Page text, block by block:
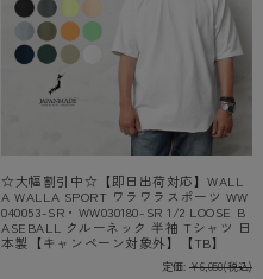
☆大幅割引中☆【即日出荷対応】WALL
A WALLA SPORT ワラワラスポーツ WW
040053-SR・WW030180-SR 1/2 LOOSE B
ASEBALL クルーネック 半袖 Tシャツ 日
本製【キャンペーン対象外】【TB】
定価: ¥6,050(税込)